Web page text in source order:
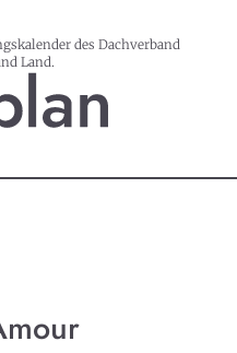
des Dachverband
Land.